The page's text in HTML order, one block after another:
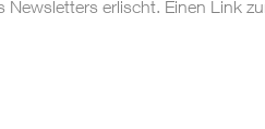
erlischt. Einen Link